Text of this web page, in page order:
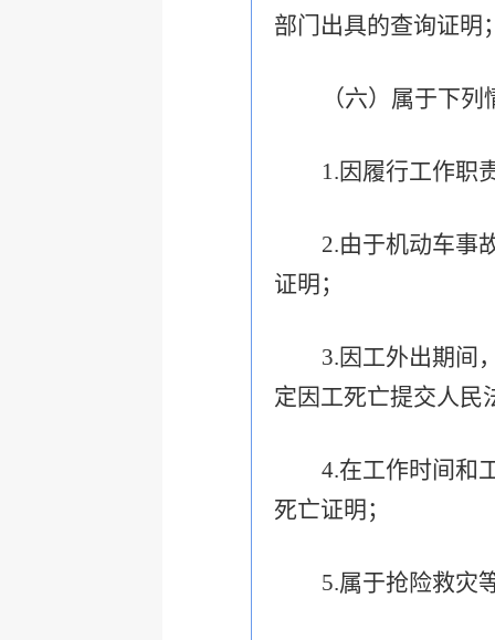
部门出具的查询证明
（六）属于下
1.因履行工作职
2.由于机动车事
证明；
3.因工外出期间
定因工死亡提交人民
4.在工作时间和
死亡证明；
5.属于抢险救灾